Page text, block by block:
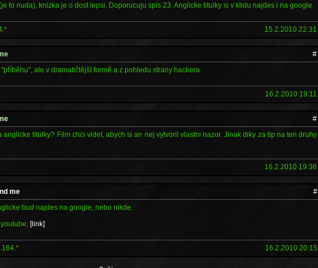
to nuda), knizka je o dost lepsi. Doporucuju spis 23. Anglicke titulky si v klidu najdes i na google.
15.2.2010 22:31
#
ale v dramatičtější formě a z pohledu strany hackera.
16.2.2010 19:11
#
anglicke titulky? Film chci videt, abych si an nej vytvoril vlastni nazor. Jinak diky za tip na ten druhy
16.2.2010 19:36
me
#
bud najdes na google, nebo nikde.
youtube;[link]
16.2.2010 20:15